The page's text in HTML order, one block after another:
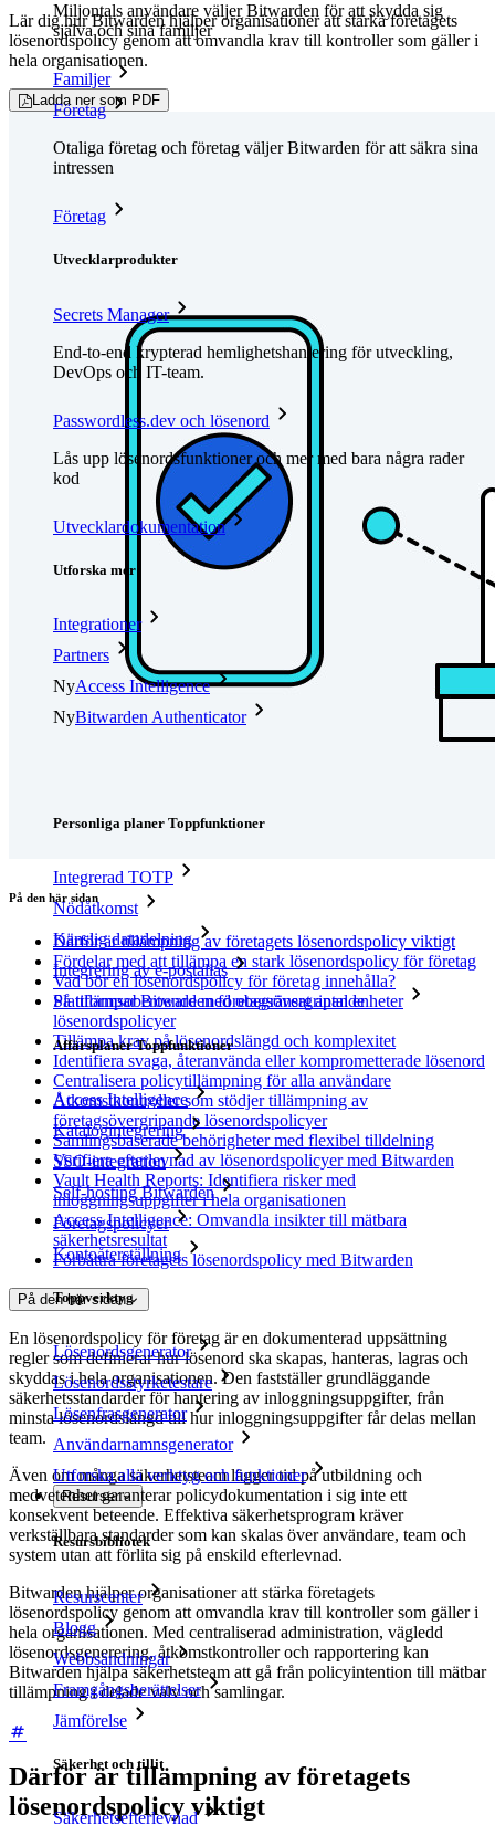
Miljontals användare väljer Bitwarden för att skydda sig
själva och sina familjer
Familjer
Företag
Otaliga företag och företag väljer Bitwarden för att säkra sina
intressen
Företag
Utvecklarprodukter
Secrets Manager
End-to-end krypterad hemlighetshantering för utveckling,
DevOps och IT-team.
Passwordless.dev och lösenord
Lås upp lösenordsfunktioner och mer med bara några rader
kod
Utvecklardokumentation
Utforska mer
Integrationer
Partners
NyAccess Intelligence
NyBitwarden Authenticator
Personliga planer Toppfunktioner
Integrerad TOTP
Nödåtkomst
Känslig datadelning
Integrering av e-postalias
Plattformsoberoende med obegränsat antal enheter
Affärsplaner Toppfunktioner
Access Intelligence
Katalogintegrering
SSO-integration
Self-hosting Bitwarden
Företagspolicyer
Kontoåterställning
Toppverktyg
Lösenordsgenerator
Lösenordsstyrketestare
Lösenfrasgenerator
Användarnamnsgenerator
Utforska alla verktyg och funktioner
Resurser
Resursbibliotek
Resurscenter
Blogg
Webbsändningar
Framgångsberättelser
Jämförelse
Säkerhet och tillit
Säkerhetsefterlevnad
Lär dig hur Bitwarden hjälper organisationer att stärka företagets
lösenordspolicy genom att omvandla krav till kontroller som gäller i
hela organisationen.
Ladda ner som PDF
På den här sidan
Därför är tillämpning av företagets lösenordspolicy viktigt
Fördelar med att tillämpa en stark lösenordspolicy för företag
Vad bör en lösenordspolicy för företag innehålla?
Så tillämpar Bitwarden företagsövergripande
lösenordspolicyer
Tillämpa krav på lösenordslängd och komplexitet
Identifiera svaga, återanvända eller komprometterade lösenord
Centralisera policytillämpning för alla användare
Åtkomstkontroller som stödjer tillämpning av
företagsövergripande lösenordspolicyer
Samlingsbaserade behörigheter med flexibel tilldelning
Verifiera efterlevnad av lösenordspolicyer med Bitwarden
Vault Health Reports: Identifiera risker med
inloggningsuppgifter i hela organisationen
Access Intelligence: Omvandla insikter till mätbara
säkerhetsresultat
Förbättra företagets lösenordspolicy med Bitwarden
På den här sidan
En lösenordspolicy för företag är en dokumenterad uppsättning
regler som definierar hur lösenord ska skapas, hanteras, lagras och
skyddas i hela organisationen. Den fastställer grundläggande
säkerhetsstandarder för hantering av inloggningsuppgifter, från
minsta lösenordslängd till hur inloggningsuppgifter får delas mellan
team.
Även om många säkerhetsteam lägger tid på utbildning och
medvetenhet garanterar policydokumentation i sig inte ett
konsekvent beteende. Effektiva säkerhetsprogram kräver
verkställbara standarder som kan skalas över användare, team och
system utan att förlita sig på enskild efterlevnad.
Bitwarden hjälper organisationer att stärka företagets
lösenordspolicy genom att omvandla krav till kontroller som gäller i
hela organisationen. Med centraliserad administration, vägledd
lösenordsgenerering, åtkomstkontroller och rapportering kan
Bitwarden hjälpa säkerhetsteam att gå från policyintention till mätbar
tillämpning i delade valv och samlingar.
Därför är tillämpning av företagets
lösenordspolicy viktigt